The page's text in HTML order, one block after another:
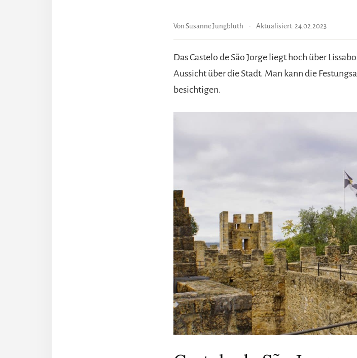
Von Susanne Jungbluth Aktualisiert:24.02.2023
Das Castelo de São Jorge liegt hoch über
Aussicht über die Stadt. Man kann die
besichtigen.